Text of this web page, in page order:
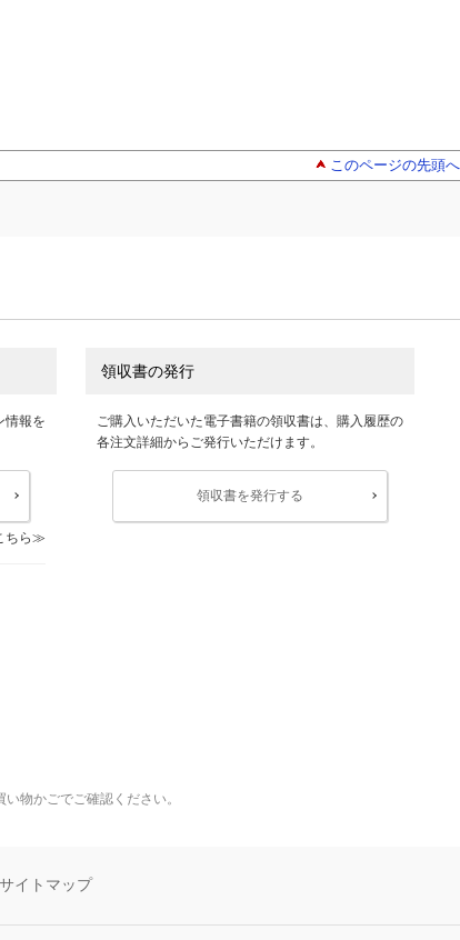
このページの先頭へ
情報を
ちら
領収書の発行
ご購入いただいた電子書籍の領収書は、購入履歴の
各注文詳細からご発行いただけます。
領収書を発行する
物かごでご確認ください。
サイトマップ